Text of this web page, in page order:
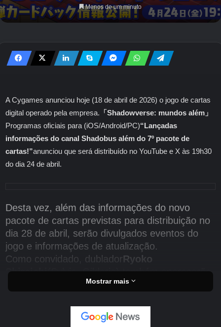
Menos de um minuto
A Cygames anunciou hoje (18 de abril de 2026) o jogo de cartas
digital operado pela empresa. 「Shadowverse: mundos além」
Programas oficiais para (iOS/Android/PC)“Lançadas
informações do canal Shadobus além do 7º pacote de
cartas!”anunciou que será distribuído no YouTube e X às 19h30
do dia 24 de abril.
Desta vez, além das informações do novo
pacote de cartas previstas para distribuição no
dia 28 de abril, serão divulgados eventos do
jogo e informações de atualização.
Como convidado, dubladorRyoko
Shiraishi(Sylvia, Gildaria) também aparecerão.
Mostrar mais